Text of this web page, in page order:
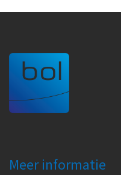
Meer informatie